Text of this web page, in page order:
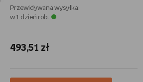
Przewidywana wysyłka:
w 1 dzień rob.
493,51 zł